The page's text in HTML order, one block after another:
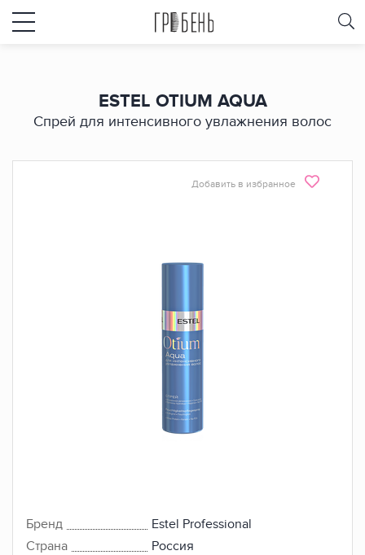
ESTEL OTIUM AQUA
Спрей для интенсивного увлажнения волос
Бренд
Estel Professional
Страна
Россия
Добавить в избранное